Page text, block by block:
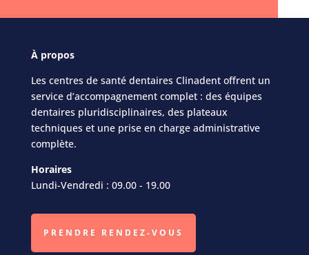
Àpropos
Les centres de santé dentaires Clinadent offrent un
service d’accompagnement complet : des équipes
dentaires pluridisciplinaires, des plateaux
techniques et une prise en charge administrative
complète.
Horaires
Lundi-Vendredi : 09.00 - 19.00
PRENDRE RENDEZ-VOUS